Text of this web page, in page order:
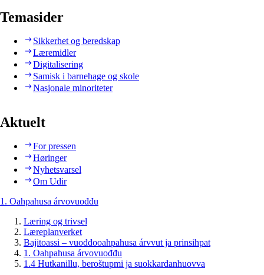
Temasider
Sikkerhet og beredskap
Læremidler
Digitalisering
Samisk i barnehage og skole
Nasjonale minoriteter
Aktuelt
For pressen
Høringer
Nyhetsvarsel
Om Udir
1. Oahpahusa árvovuođđu
Læring og trivsel
Læreplanverket
Bajitoassi – vuođđooahpahusa árvvut ja prinsihpat
1. Oahpahusa árvovuođđu
1.4 Hutkanillu, beroštupmi ja suokkardanhuovva